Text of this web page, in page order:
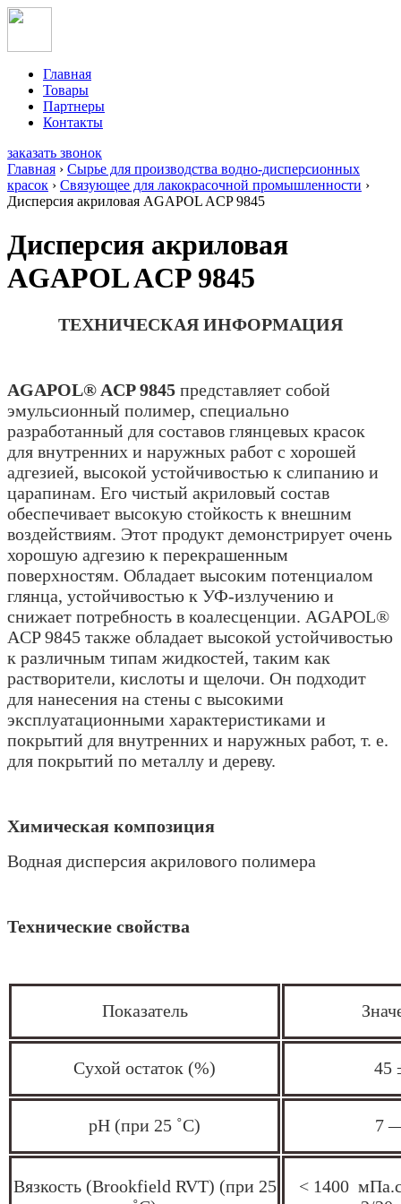
Главная
Товары
Партнеры
Контакты
заказать звонок
Главная › Сырье для производства водно-дисперсионных
красок › Связующее для лакокрасочной промышленности ›
Дисперсия акриловая AGAPOL ACP 9845
Дисперсия акриловая
AGAPOL ACP 9845
ТЕХНИЧЕСКАЯ ИНФОРМАЦИЯ
AGAPOL® ACP 9845 представляет собой
эмульсионный полимер, специально
разработанный для составов глянцевых красок
для внутренних и наружных работ с хорошей
адгезией, высокой устойчивостью к слипанию и
царапинам. Его чистый акриловый состав
обеспечивает высокую стойкость к внешним
воздействиям. Этот продукт демонстрирует очень
хорошую адгезию к перекрашенным
поверхностям. Обладает высоким потенциалом
глянца, устойчивостью к УФ-излучению и
снижает потребность в коалесценции. AGAPOL®
ACP 9845 также обладает высокой устойчивостью
к различным типам жидкостей, таким как
растворители, кислоты и щелочи. Он подходит
для нанесения на стены с высокими
эксплуатационными характеристиками и
покрытий для внутренних и наружных работ, т. е.
для покрытий по металлу и дереву.
Химическая композиция
Водная дисперсия акрилового полимера
Технические свойства
Показатель
Сухой остаток (%) 45
pH (при 25 ˚C) 7
Вязкость (Brookfield RVT) (при 25
< 1400